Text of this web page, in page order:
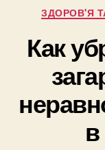
ЗДОРОВ'Я
Как